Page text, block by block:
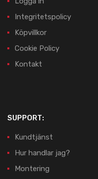
Integritetspolicy
Köpvillkor
Cookie Policy
Kontakt
SUPPORT:
Kundtjänst
Hur handlar jag?
Montering